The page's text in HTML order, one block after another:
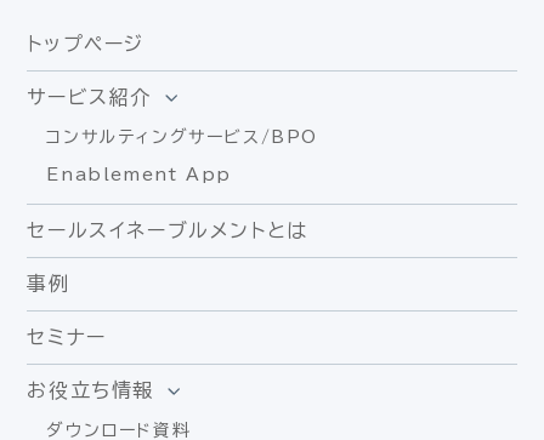
トップページ
サービス紹介
コンサルティングサービス/BPO
Enablement App
セールスイネーブルメントとは
事例
セミナー
お役立ち情報
ダウンロード資料